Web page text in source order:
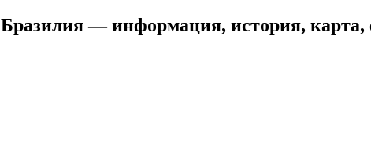
Бразилия — информация, история, карта,